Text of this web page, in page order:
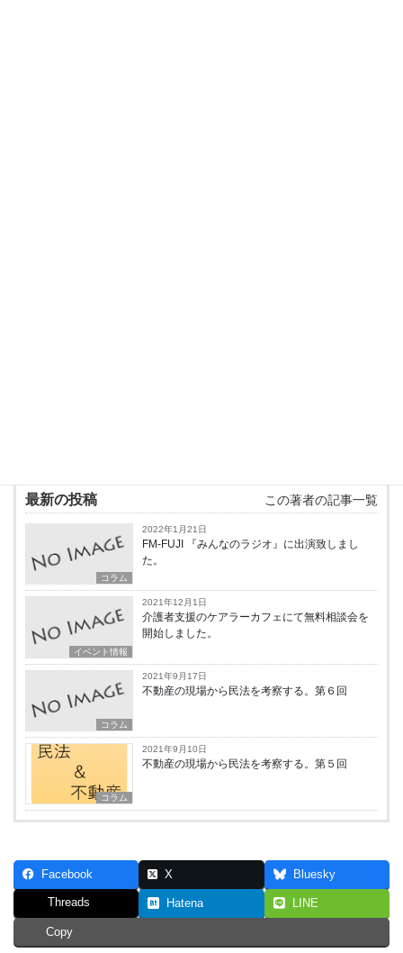
最新の投稿 この著者の記事一覧
コラム
2022年1月21日
FM-FUJI 『みんなのラジオ』に出演致しまし
た。
イベント情報
2021年12月1日
介護者支援のケアラーカフェにて無料相談会を
開始しました。
コラム
2021年9月17日
不動産の現場から民法を考察する。第６回
コラム
2021年9月10日
不動産の現場から民法を考察する。第５回
Facebook X Bluesky
Threads Hatena LINE
Copy